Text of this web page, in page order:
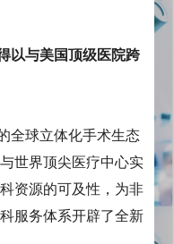
以与美国顶级医院跨
全球立体化手术生态
世界顶尖医疗中心实
资源的可及性，为非
服务体系开辟了全新